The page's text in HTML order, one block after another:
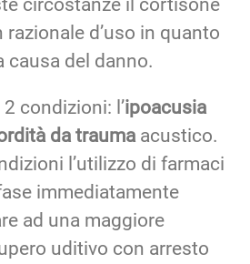
d’uso in quanto
causa del danno.
condizioni: l’ipoacusia
da trauma acustico.
l’utilizzo di farmaci
immediatamente
ad una maggiore
uditivo con arresto